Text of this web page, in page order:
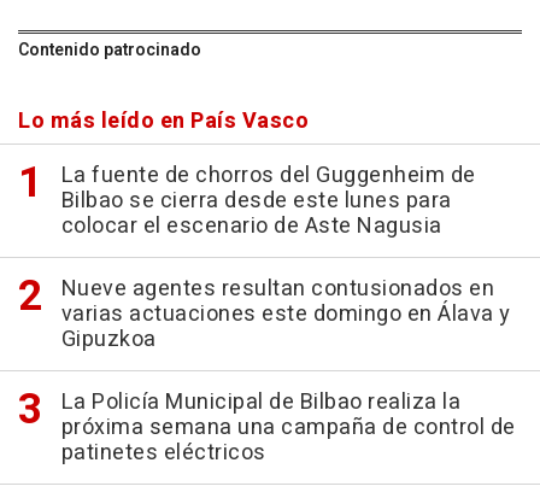
Contenido patrocinado
Lo más leído en País Vasco
La fuente de chorros del Guggenheim de
Bilbao se cierra desde este lunes para
colocar el escenario de Aste Nagusia
Nueve agentes resultan contusionados en
varias actuaciones este domingo en Álava y
Gipuzkoa
La Policía Municipal de Bilbao realiza la
próxima semana una campaña de control de
patinetes eléctricos